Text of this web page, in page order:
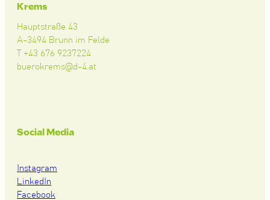
Krems
Hauptstraße 43
A-3494 Brunn im Felde
T +43 676 9237224
buerokrems@d-4.at
Social Media
Instagram
LinkedIn
Facebook